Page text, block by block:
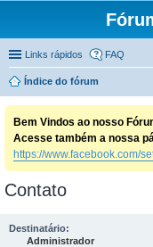
Links rápidos FAQ
Índice do fórum
Bem Vindos ao nosso
Acesse também a nossa
https://www.facebook.com/
Contato
Destinatário:
Administrador